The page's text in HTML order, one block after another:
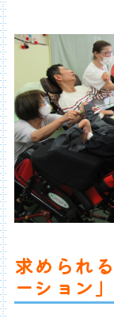
求められ
ーション」